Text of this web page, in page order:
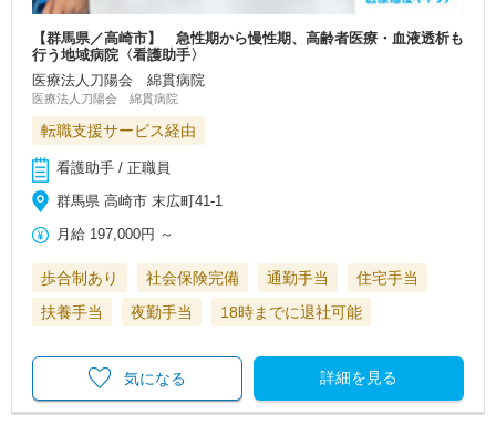
【群馬県／高崎市】 急性期から慢性期、高齢者医療・血液透析も
行う地域病院〈看護助手〉
医療法人刀陽会 綿貫病院
医療法人刀陽会 綿貫病院
転職支援サービス経由
看護助手 / 正職員
群馬県 高崎市 末広町41-1
月給 197,000円 ～
歩合制あり 社会保険完備 通勤手当
住宅手当
扶養手当
夜勤手当 18時までに退社可能
詳細を見る
気になる